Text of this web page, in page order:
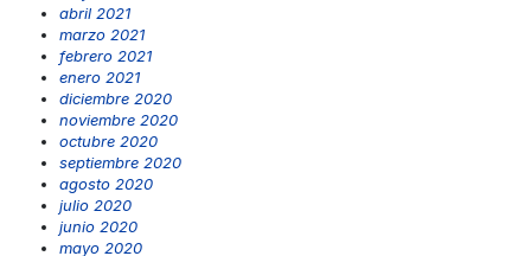
abril 2021
marzo 2021
febrero 2021
enero 2021
diciembre 2020
noviembre 2020
octubre 2020
septiembre 2020
agosto 2020
julio 2020
junio 2020
mayo 2020